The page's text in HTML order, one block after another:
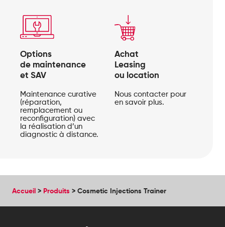
Options
de maintenance
et SAV
Maintenance curative
(réparation,
remplacement ou
reconfiguration) avec
la réalisation d’un
diagnostic à distance.
Achat
Leasing
ou location
Nous contacter pour
en savoir plus.
Accueil > Produits > Cosmetic Injections Trainer